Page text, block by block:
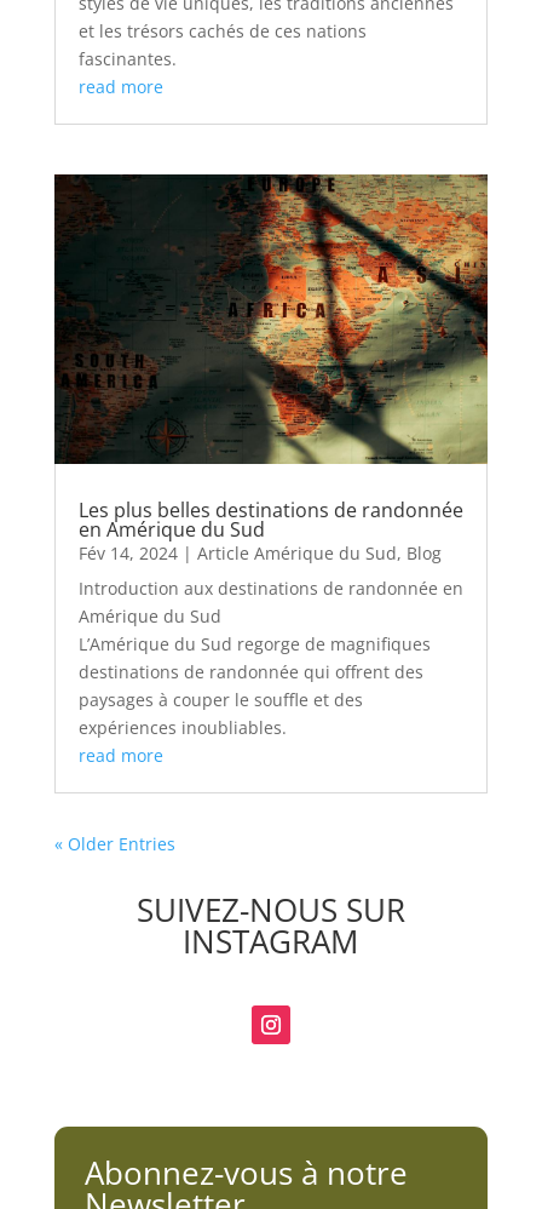
et les trésors cachés de ces nations
fascinantes.
read more
Les plus belles destinations de randonnée
en Amérique du Sud
Fév 14, 2024| Article Amérique du Sud, Blog
Introduction aux destinations de randonnée en
Amérique du Sud
L’Amérique du Sud regorge de magnifiques
destinations de randonnée qui offrent des
paysages à couper le souffle et des
expériences inoubliables.
read more
« Older Entries
SUIVEZ-NOUS SUR
INSTAGRAM
Abonnez-vous à notre